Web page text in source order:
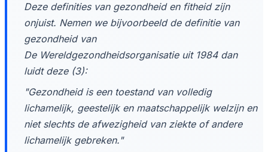
Deze definities van gezondheid en fitheid zijn
onjuist. Nemen we bijvoorbeeld de definitie van
gezondheid van
De Wereldgezondheidsorganisatie uit 1984 dan
luidt deze (3):
"Gezondheid is een toestand van volledig
lichamelijk, geestelijk en maatschappelijk welzijn en
niet slechts de afwezigheid van ziekte of andere
lichamelijk gebreken."